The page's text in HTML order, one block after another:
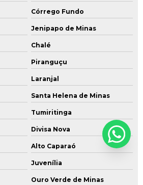
Córrego Fundo
Jenipapo de Minas
Chalé
Piranguçu
Laranjal
Santa Helena de Minas
Tumiritinga
Divisa Nova
Alto Caparaó
Juvenília
Ouro Verde de Minas